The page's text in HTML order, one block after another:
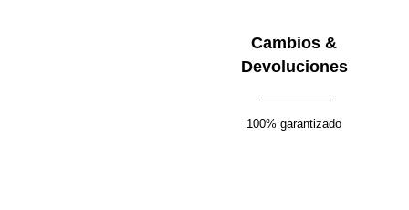
Cambios &
Devoluciones
100% garantizado